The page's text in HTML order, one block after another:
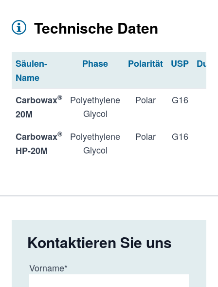
Technische Daten
Säulen-
Name
Phase Polarität USP
Carbowax®
20M
Polyethylene
Glycol
Polar G16
Carbowax®
HP-20M
Polyethylene
Glycol
Polar G16
Amine
modified
Kontaktieren Sie uns
Vorname*